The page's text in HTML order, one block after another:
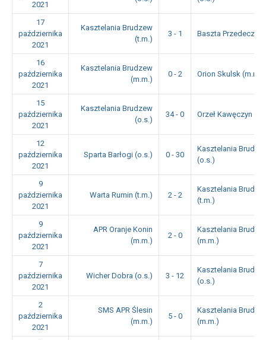
2021
17
października
2021
Kasztelania Brudzew
(t.m.)
3 - 1 Baszta Przedecz
16
października
2021
Kasztelania Brudzew
(m.m.)
0 - 2 Orion Skulsk (m.m.)
15
października
2021
Kasztelania Brudzew
(o.s.)
34 - 0 Orzeł Kawęczyn
12
października
2021
Sparta Barłogi (o.s.) 0 - 30
Kasztelania
(o.s.)
9
października
2021
Warta Rumin (t.m.) 2 - 2
Kasztelania
(t.m.)
9
października
2021
APR Oranje Konin
(m.m.)
2 - 0
Kasztelania
(m.m.)
7
października
2021
Wicher Dobra (o.s.) 3 - 12
Kasztelania
(o.s.)
2
października
2021
SMS APR Ślesin
(m.m.)
5 - 0
Kasztelania
(m.m.)